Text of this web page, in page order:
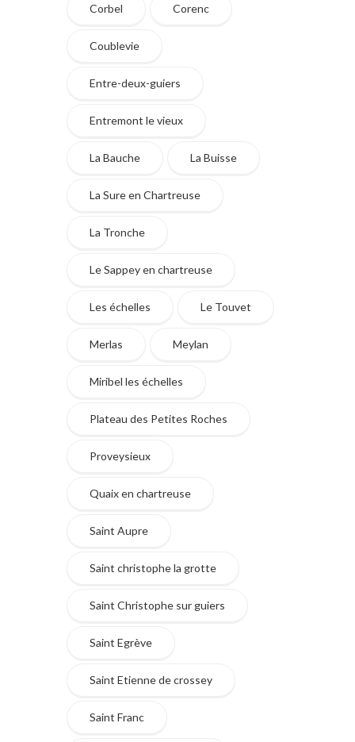
Corbel Corenc
Coublevie
Entre-deux-guiers
Entremont le vieux
La Bauche La Buisse
La Sure en Chartreuse
La Tronche
Le Sappey en chartreuse
Les échelles Le Touvet
Merlas Meylan
Miribel les échelles
Plateau des Petites Roches
Proveysieux
Quaix en chartreuse
Saint Aupre
Saint christophe la grotte
Saint Christophe sur guiers
Saint Egrève
Saint Etienne de crossey
Saint Franc